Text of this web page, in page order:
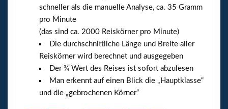
schneller als die manuelle Analyse, ca. 35 Gramm
pro Minute
(das sind ca. 2000 Reiskörner pro Minute)
Die durchschnittliche Länge und Breite aller
Reiskörner wird berechnet und ausgegeben
Der ¾ Wert des Reises ist sofort abzulesen
Man erkennt auf einen Blick die „Hauptklasse“
und die „gebrochenen Körner“